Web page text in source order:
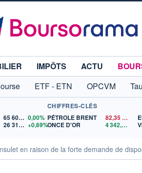
IMPÔTS ACTU
ETF - ETN OPCVM
65 606,71 0,00%
26 319,45 +0,69%
CHIFFRES-CLÉS
PÉTROLE BRENT
82,35$US
ONCE D'OR
4 342,26 $US
en raison de la forte demande de